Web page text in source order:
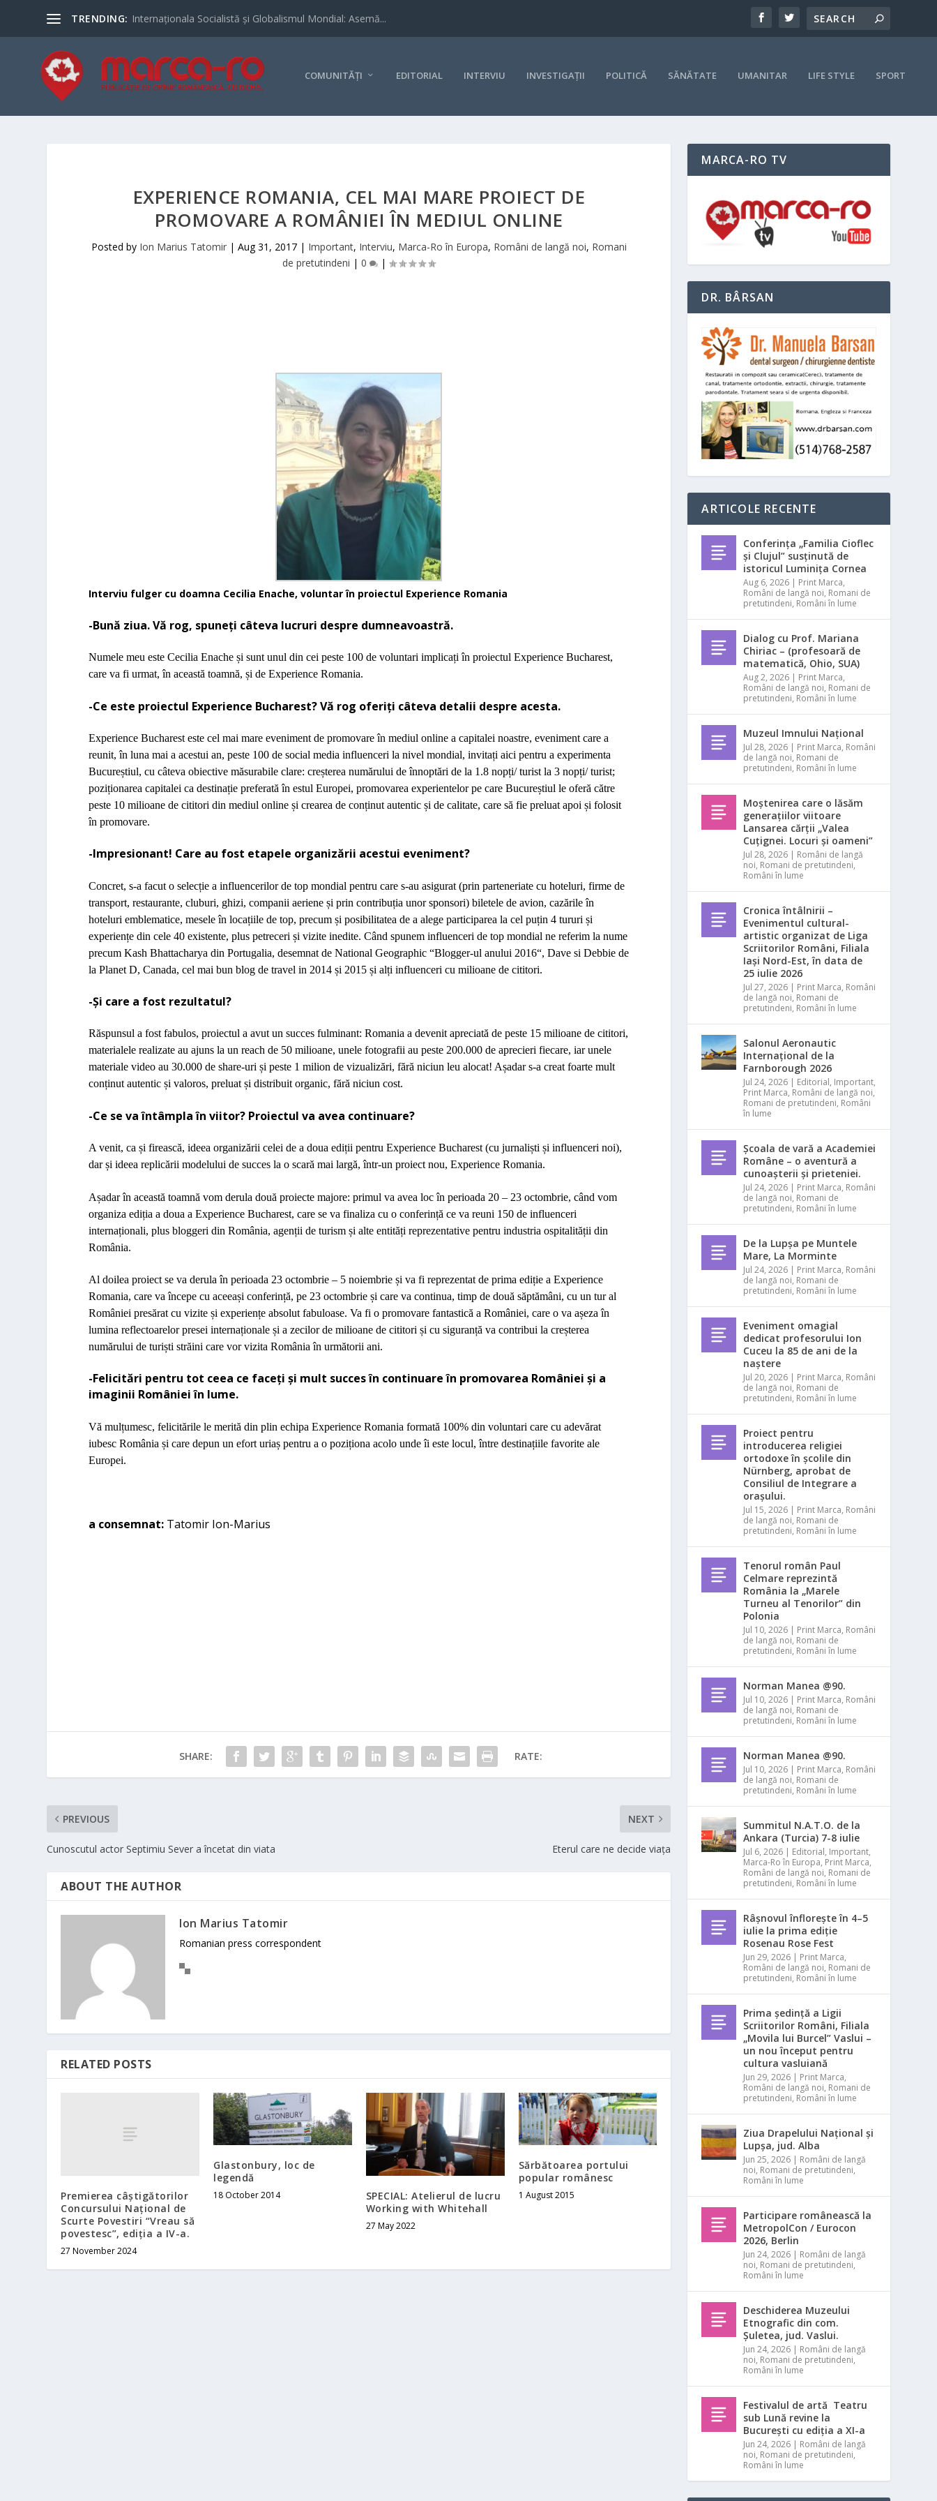
TRENDING: Internaționala Socialistă și Globalismul Mondial: Asemă...
COMUNITĂȚI EDITORIAL INTERVIU INVESTIGAȚII POLITICĂ SĂNĂTATE UMANITAR LIFE STYLE SPORT
EXPERIENCE ROMANIA, CEL MAI MARE PROIECT DE
PROMOVARE A ROMÂNIEI ÎN MEDIUL ONLINE
Posted by Ion Marius Tatomir| Aug 31, 2017| Important, Interviu, Marca-Ro în Europa, Români de langă noi, Romani
de pretutindeni |0 |
Interviu fulger cu doamna Cecilia Enache, voluntar în proiectul Experience Romania
-Bună ziua. Vă rog, spuneți câteva lucruri despre dumneavoastră.
Numele meu este Cecilia Enacheși sunt unul din cei peste 100 de voluntari implicațiîn proiectul Experience Bucharest,
care va fi urmat,în această toamnă,și de Experience Romania.
-Ce este proiectul Experience Bucharest? Vă rog oferiți câteva detalii despre acesta.
Experience Bucharest este cel mai mare eveniment de promovareîn mediul online a capitalei noastre, eveniment care a
reunit,în luna mai a acestui an, peste 100 de social media influenceri la nivel mondial, invitați aici pentru a experimenta
Bucureștiul, cu câteva obiective măsurabile clare: creșterea numărului deînnoptări de la 1.8 nopți/ turist la 3 nopți/ turist;
poziționarea capitalei ca destinație preferată în estul Europei, promovarea experientelor pe care Bucureștiul le oferă către
peste 10 milioane de cititori din mediul online și crearea de conținut autenticși de calitate, care să fie preluat apoiși folosit
în promovare.
-Impresionant! Care au fost etapele organizării acestui eveniment?
Concret, s-a facut o selecție a influencerilor de top mondial pentru care s-au asigurat (prin parteneriate cu hoteluri, firme de
transport, restaurante, cluburi, ghizi, companii aerieneși prin contribuția unor sponsori) biletele de avion, cazărileîn
hoteluri emblematice, meseleîn locațiile de top, precumși posibilitatea de a alege participarea la cel puțin 4 tururiși
experiențe din cele 40 existente, plus petreceriși vizite inedite. Când spunem influenceri de top mondial ne referim la nume
precum Kash Bhattacharya din Portugalia, desemnat de National Geographic “Blogger-ul anului 2016“, Dave si Debbie de
la Planet D, Canada, cel mai bun blog de travel in 2014 și 2015 și alți influenceri cu milioane de cititori.
-Și care a fost rezultatul?
Răspunsul a fost fabulos,proiectul a avut un succes fulminant: Romania a devenit apreciată de peste 15 milioane de cititori,
materialele realizate au ajuns la un reach de 50 milioane, unele fotografii au peste 200.000 de aprecieri fiecare, iar unele
materiale video au 30.000 de share-uri și peste 1 milion de vizualizări, fără niciun leu alocat! Așadar s-a creat foarte mult
conținut autentic și valoros, preluat și distribuit organic, fără niciun cost.
-Ce se va întâmpla în viitor? Proiectul va avea continuare?
A venit, cași firească, ideea organizării celei de a doua ediții pentru Experience Bucharest (cu jurnaliștiși influenceri noi),
darși ideea replicării modelului de succes la o scară mai largă,într-un proiect nou, Experience Romania.
Așadarîn această toamnă vom derula două proiecte majore: primul va avea loc în perioada 20 – 23 octombrie, când vom
organiza ediția a doua a Experience Bucharest, care se va finaliza cu o conferință ce va reuni 150 de influenceri
internaționali, plus bloggeri din România, agenții de turismși alte entități reprezentative pentru industria ospitalității din
România.
Al doilea proiect se va derula în perioada 23 octombrie – 5 noiembrie și va fi reprezentat de prima ediție a Experience
Romania, care va începe cu aceeași conferință, pe 23 octombrie și care va continua, timp de două săptămâni, cu un tur al
României presărat cu vizite și experiențe absolut fabuloase.Va fi o promovare fantastică a României, care o va așeza în
lumina reflectoarelor presei internaționale și a zecilor de milioane de cititori și cu siguranță va contribui la creșterea
numărului de turiști străini care vor vizita România în următorii ani.
-Felicitări pentru tot ceea ce faceți și mult succes în continuare în promovarea României și a
imaginii României în lume.
Vă mulțumesc, felicitările le merită din plin echipa Experience Romania formată 100% din voluntari care cu adevărat
iubesc România și care depun un efort uriaș pentru a o poziționa acolo unde îi este locul, între destinațiile favorite ale
Europei.
a consemnat: Tatomir Ion-Marius
SHARE: RATE:
PREVIOUS
Cunoscutul actor Septimiu Sever a încetat din viata
NEXT
Eterul care ne decide viața
ABOUT THE AUTHOR
Ion Marius Tatomir
Romanian press correspondent
RELATED POSTS
Premierea câștigătorilor
Concursului Național de
Scurte Povestiri “Vreau să
povestesc”, ediția a IV-a.
27 November 2024
Glastonbury, loc de
legendă
18 October 2014
SPECIAL: Atelierul de lucru
Working with Whitehall
27 May 2022
Sărbătoarea portului
popular românesc
1 August 2015
MARCA-RO TV
DR. BÂRSAN
ARTICOLE RECENTE
Conferința „Familia Cioflec
și Clujul” susținută de
istoricul Luminița Cornea
Aug 6, 2026 | Print Marca,
Români de langă noi, Romani de
pretutindeni, Români în lume
Dialog cu Prof. Mariana
Chiriac – (profesoară de
matematică, Ohio, SUA)
Aug 2, 2026 | Print Marca,
Români de langă noi, Romani de
pretutindeni, Români în lume
Muzeul Imnului Național
Jul 28, 2026 | Print Marca, Români
de langă noi, Romani de
pretutindeni, Români în lume
Moștenirea care o lăsăm
generațiilor viitoare
Lansarea cărții „Valea
Cuțignei. Locuri și oameni”
Jul 28, 2026 | Români de langă
noi, Romani de pretutindeni,
Români în lume
Cronica întâlnirii –
Evenimentul cultural-
artistic organizat de Liga
Scriitorilor Români, Filiala
Iași Nord-Est, în data de
25 iulie 2026
Jul 27, 2026 | Print Marca, Români
de langă noi, Romani de
pretutindeni, Români în lume
Salonul Aeronautic
Internațional de la
Farnborough 2026
Jul 24, 2026 | Editorial, Important,
Print Marca, Români de langă noi,
Romani de pretutindeni, Români
în lume
Școala de vară a Academiei
Române – o aventură a
cunoașterii și prieteniei.
Jul 24, 2026 | Print Marca, Români
de langă noi, Romani de
pretutindeni, Români în lume
De la Lupșa pe Muntele
Mare, La Morminte
Jul 24, 2026 | Print Marca, Români
de langă noi, Romani de
pretutindeni, Români în lume
Eveniment omagial
dedicat profesorului Ion
Cuceu la 85 de ani de la
naștere
Jul 20, 2026 | Print Marca, Români
de langă noi, Romani de
pretutindeni, Români în lume
Proiect pentru
introducerea religiei
ortodoxe în școlile din
Nürnberg, aprobat de
Consiliul de Integrare a
orașului.
Jul 15, 2026 | Print Marca, Români
de langă noi, Romani de
pretutindeni, Români în lume
Tenorul român Paul
Celmare reprezintă
România la „Marele
Turneu al Tenorilor” din
Polonia
Jul 10, 2026 | Print Marca, Români
de langă noi, Romani de
pretutindeni, Români în lume
Norman Manea @90.
Jul 10, 2026 | Print Marca, Români
de langă noi, Romani de
pretutindeni, Români în lume
Norman Manea @90.
Jul 10, 2026 | Print Marca, Români
de langă noi, Romani de
pretutindeni, Români în lume
Summitul N.A.T.O. de la
Ankara (Turcia) 7-8 iulie
Jul 6, 2026 | Editorial, Important,
Marca-Ro în Europa, Print Marca,
Români de langă noi, Romani de
pretutindeni, Români în lume
Râșnovul înflorește în 4–5
iulie la prima ediție
Rosenau Rose Fest
Jun 29, 2026 | Print Marca,
Români de langă noi, Romani de
pretutindeni, Români în lume
Prima ședință a Ligii
Scriitorilor Români, Filiala
„Movila lui Burcel” Vaslui –
un nou început pentru
cultura vasluiană
Jun 29, 2026 | Print Marca,
Români de langă noi, Romani de
pretutindeni, Români în lume
Ziua Drapelului Național și
Lupșa, jud. Alba
Jun 25, 2026 | Români de langă
noi, Romani de pretutindeni,
Români în lume
Participare românească la
MetropolCon / Eurocon
2026, Berlin
Jun 24, 2026 | Români de langă
noi, Romani de pretutindeni,
Români în lume
Deschiderea Muzeului
Etnografic din com.
Șuletea, jud. Vaslui.
Jun 24, 2026 | Români de langă
noi, Romani de pretutindeni,
Români în lume
Festivalul de artă Teatru
sub Lună revine la
București cu ediția a XI-a
Jun 24, 2026 | Români de langă
noi, Romani de pretutindeni,
Români în lume